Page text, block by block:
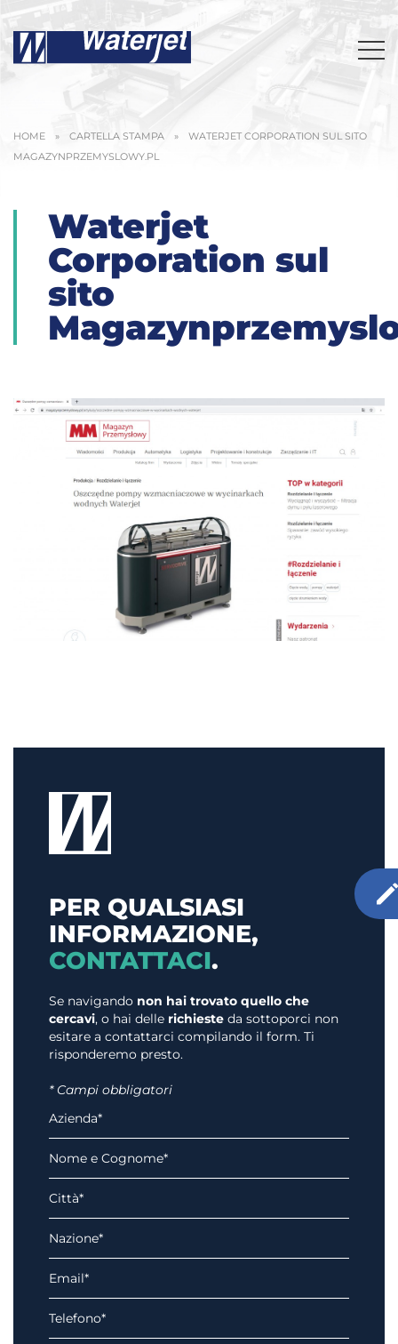
HOME » CARTELLA STAMPA »
WATERJET CORPORATION SUL SITO
MAGAZYNPRZEMYSLOWY.PL
Waterjet
Corporation sul
sito
PER QUALSIASI
INFORMAZIONE,
CONTATTACI.
Se navigando non hai trovato quello che
cercavi, o hai delle richieste da sottoporci non
esitare a contattarci compilando il form. Ti
risponderemo presto.
* Campi obbligatori